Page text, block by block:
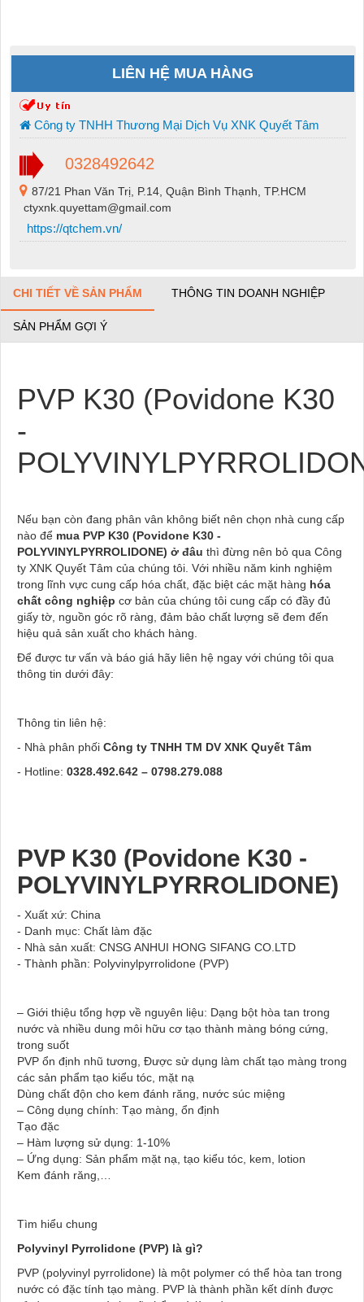
LIÊN HỆ MUA HÀNG
Công ty TNHH Thương Mại Dịch Vụ XNK Quyết Tâm
0328492642
87/21 Phan Văn Trị, P.14, Quận Bình Thạnh, TP.HCM
ctyxnk.quyettam@gmail.com
https://qtchem.vn/
CHI TIẾT VỀ SẢN PHẨM THÔNG TIN DOANH NGHIỆP
SẢN PHẨM GỢI Ý
PVP K30 (Povidone K30
-
Nếu bạn còn đang phân vân không biết nên chọn nhà cung cấp
nào để mua PVP K30 (Povidone K30 -
POLYVINYLPYRROLIDONE) ở đâu thì đừng nên bỏ qua Công
ty XNK Quyết Tâm của chúng tôi. Với nhiều năm kinh nghiệm
trong lĩnh vực cung cấp hóa chất, đặc biệt các mặt hàng hóa
chất công nghiệp cơ bản của chúng tôi cung cấp có đầy đủ
giấy tờ, nguồn góc rõ ràng, đảm bảo chất lượng sẽ đem đến
hiệu quả sản xuất cho khách hàng.
Để được tư vấn và báo giá hãy liên hệ ngay với chúng tôi qua
thông tin dưới đây:
Thông tin liên hệ:
- Nhà phân phối Công ty TNHH TM DV XNK Quyết Tâm
- Hotline: 0328.492.642 – 0798.279.088
PVP K30 (Povidone K30 -
POLYVINYLPYRROLIDONE)
- Xuất xứ: China
- Danh mục: Chất làm đặc
- Nhà sản xuất: CNSG ANHUI HONG SIFANG CO.LTD
- Thành phần: Polyvinylpyrrolidone (PVP)
– Giới thiệu tổng hợp về nguyên liệu: Dạng bột hòa tan trong
nước và nhiều dung môi hữu cơ tạo thành màng bóng cứng,
trong suốt
PVP ổn định nhũ tương, Được sử dụng làm chất tạo màng trong
các sản phẩm tạo kiểu tóc, mặt nạ
Dùng chất độn cho kem đánh răng, nước súc miệng
– Công dụng chính: Tạo màng, ổn định
Tạo đặc
– Hàm lượng sử dụng: 1-10%
– Ứng dụng: Sản phẩm mặt nạ, tạo kiểu tóc, kem, lotion
Kem đánh răng,…
Tìm hiểu chung
Polyvinyl Pyrrolidone (PVP) là gì?
PVP (polyvinyl pyrrolidone) là một polymer có thể hòa tan trong
nước có đặc tính tạo màng. PVP là thành phần kết dính được